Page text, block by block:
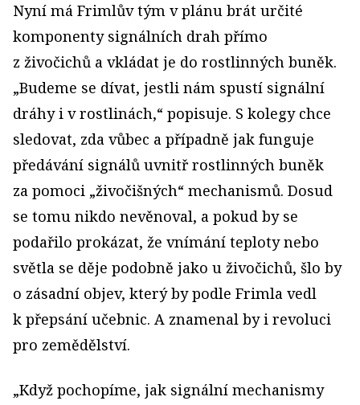
Nyní má Frimlův tým v plánu brát určité
komponenty signálních drah přímo
z živočichů a vkládat je do rostlinných buněk.
„Budeme se dívat, jestli nám spustí signální
dráhy i v rostlinách,“ popisuje. S kolegy chce
sledovat, zda vůbec a případně jak funguje
předávání signálů uvnitř rostlinných buněk
za pomoci „živočišných“ mechanismů. Dosud
se tomu nikdo nevěnoval, a pokud by se
podařilo prokázat, že vnímání teploty nebo
světla se děje podobně jako u živočichů, šlo by
o zásadní objev, který by podle Frimla vedl
k přepsání učebnic. A znamenal by i revoluci
pro zemědělství.
„Když pochopíme, jak signální mechanismy